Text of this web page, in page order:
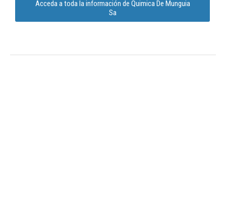
Acceda a toda la información de Quimica De Munguia
Sa